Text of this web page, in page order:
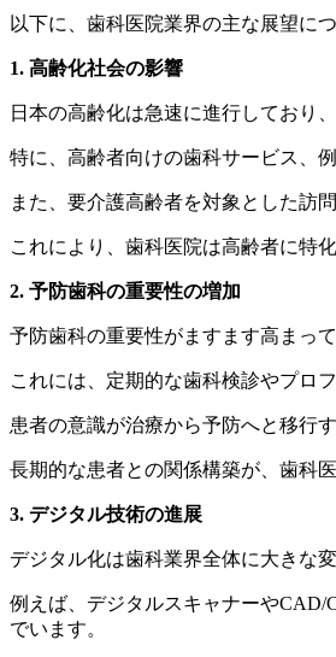
以下に、歯科医院業界の主な展望に
1. 高齢化社会の影響
日本の高齢化は急速に進行しており
特に、高齢者向けの歯科サービス、
また、要介護高齢者を対象とした訪
これにより、歯科医院は高齢者に特
2. 予防歯科の重要性の増加
予防歯科の重要性がますます高まって
これには、定期的な歯科検診やプロ
患者の意識が治療から予防へと移行
長期的な患者との関係構築が、歯科
3. デジタル技術の進展
デジタル化は歯科業界全体に大きな
例えば、デジタルスキャナーや
でいます。